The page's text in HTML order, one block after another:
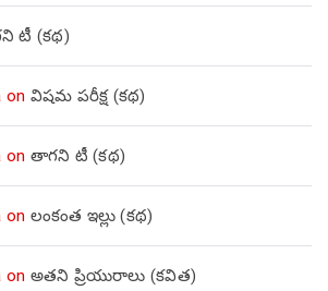
టీ (కథ)
on విషమ పరీక్ష (క‌థ‌)
on తాగని టీ (కథ)
on లంకంత ఇల్లు (కథ)
on అతని ప్రియురాలు (కవిత)